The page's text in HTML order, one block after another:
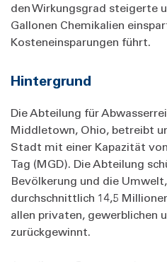
den Wirkungsgrad steigerte
Gallonen Chemikalien
Kosteneinsparungen führt.
Hintergrund
Die Abteilung für
Middletown, Ohio, betreibt
Stadt mit einer Kapazität
Tag (MGD). Die Abteilung
Bevölkerung und die
durchschnittlich 14,5
allen privaten, gewerblichen
zurückgewinnt.